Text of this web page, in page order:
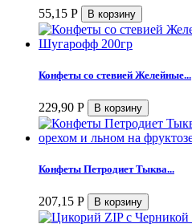
55,15 Р
Конфеты со стевией Желейные...
229,90 Р
Конфеты Петродиет Тыква...
207,15 Р